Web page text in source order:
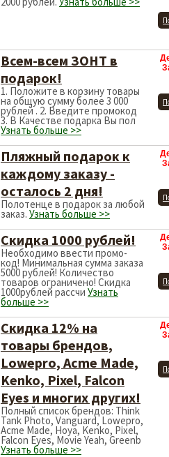
Всем-всем ЗОНТ в
подарок!
1. Положите в корзину товары
на общую сумму более 3 000
рублей . 2. Введите промокод
3. В Качестве подарка Вы пол
Узнать больше >>
Пляжный подарок к
каждому заказу -
осталось 2 дня!
Полотенце в подарок за любой
заказ. Узнать больше >>
Скидка 1000 рублей!
Необходимо ввести промо-
код! Минимальная сумма заказа
5000 рублей! Количество
товаров ограничено! Скидка
1000рублей рассчи Узнать
больше >>
Скидка 12% на
товары брендов,
Lowepro, Acme Made,
Kenko, Pixel, Falcon
Eyes и многих других!
Полный список брендов: Think
Tank Photo, Vanguard, Lowepro,
Acme Made, Hoya, Kenko, Pixel,
Falcon Eyes, Movie Yeah, Greenb
Узнать больше >>